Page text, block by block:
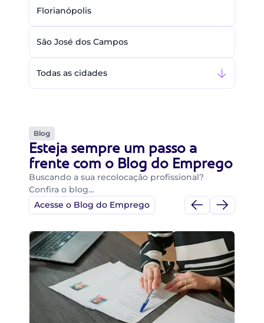
Florianópolis
São José dos Campos
Todas as cidades
Blog
Esteja sempre um passo a
frente com o Blog do Emprego
Buscando a sua recolocação profissional?
Confira o blog…
Acesse o Blog do Emprego